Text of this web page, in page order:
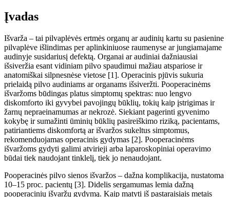
Įvadas
Išvarža – tai pilvaplėvės ertmės organų ar audinių kartu su pasienine
pilvaplėve išlindimas per aplinkiniuose raumenyse ar jungiamajame
audinyje susidariusį defektą. Organai ar audiniai dažniausiai
išsiveržia esant vidiniam pilvo spaudimui mažiau atspariose ir
anatomiškai silpnesnėse vietose [1]. Operacinis pjūvis sukuria
prielaidą pilvo audiniams ar organams išsiveržti. Pooperacinėms
išvaržoms būdingas platus simptomų spekt­ras: nuo lengvo
diskomforto iki gyvybei pavojingų būklių, tokių kaip įstrigimas ir
žarnų nepraeinamumas ar nekrozė. Siekiant pagerinti gyvenimo
kokybę ir sumažinti ūminių būklių pasireiškimo riziką, pacientams,
patiriantiems diskomfortą arišvaržos sukeltus simptomus,
rekomenduojamas operacinis gydymas [2]. Pooperacinėms
išvaržoms gydyti galimi atvirieji arba laparoskopiniai operavimo
būdai tiek naudojant tinklelį, tiek jo nenaudojant.
Pooperacinės pilvo sienos išvaržos – dažna komplikacija, nustatoma
10–15 proc. pacientų [3]. Didelis sergamumas lemia dažną
pooperacinių išvaržų gydymą. Kaip matyti iš pastaraisiais metais